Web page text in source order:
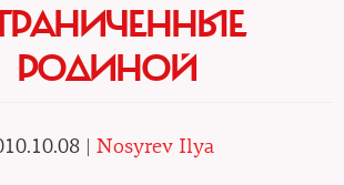
РОДИНОЙ
| Nosyrev Ilya